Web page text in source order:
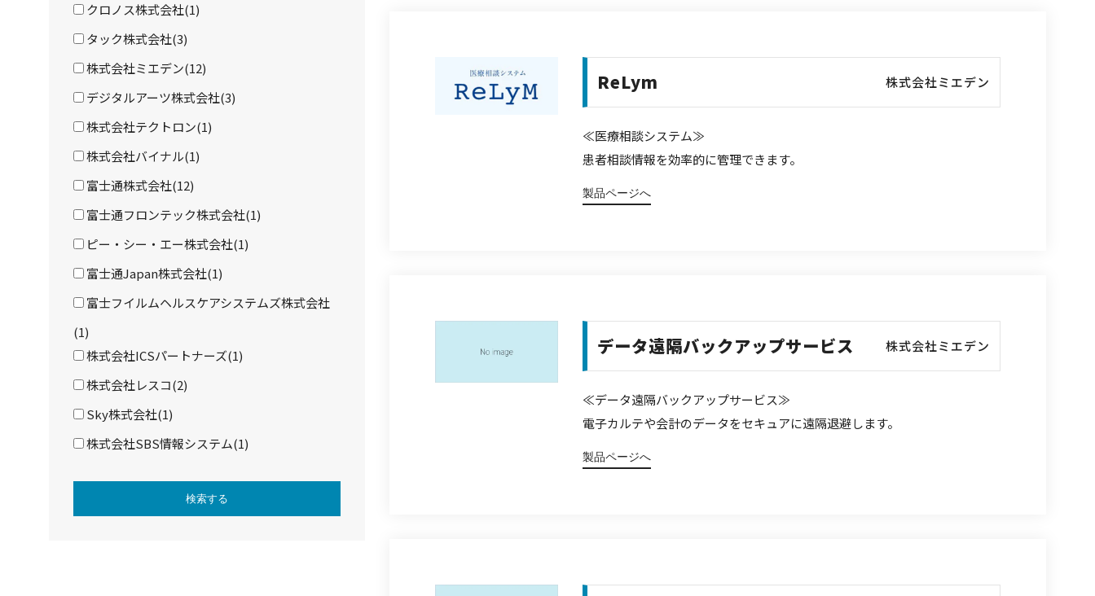
クロノス株式会社(1)
タック株式会社(3)
株式会社ミエデン(12)
デジタルアーツ株式会社(3)
株式会社テクトロン(1)
株式会社バイナル(1)
富士通株式会社(12)
富士通フロンテック株式会社(1)
ピー・シー・エー株式会社(1)
富士通Japan株式会社(1)
富士フイルムヘルスケアシステムズ株式会社
(1)
株式会社ICSパートナーズ(1)
株式会社レスコ(2)
Sky株式会社(1)
株式会社SBS情報システム(1)
検索する
ReLym 株式会社ミエデン
≪医療相談システム≫
患者相談情報を効率的に管理できます。
製品ページへ
データ遠隔バックアップサービス 株式会社ミエデン
≪データ遠隔バックアップサービス≫
電子カルテや会計のデータをセキュアに遠隔退避します。
製品ページへ